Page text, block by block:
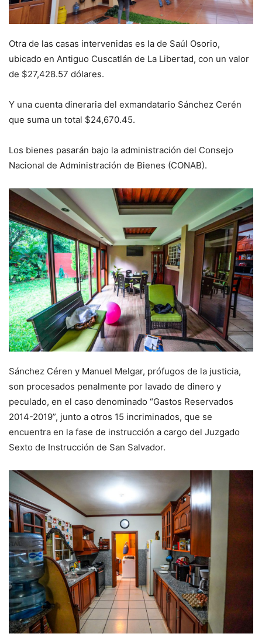
Otra de las casas intervenidas es la de Saúl Osorio,
ubicado en Antiguo Cuscatlán de La Libertad, con un valor
de $27,428.57 dólares.
Y una cuenta dineraria del exmandatario Sánchez Cerén
que suma un total $24,670.45.
Los bienes pasarán bajo la administración del Consejo
Nacional de Administración de Bienes (CONAB).
Sánchez Céren y Manuel Melgar, prófugos de la justicia,
son procesados penalmente por lavado de dinero y
peculado, en el caso denominado “Gastos Reservados
2014-2019”, junto a otros 15 incriminados, que se
encuentra en la fase de instrucción a cargo del Juzgado
Sexto de Instrucción de San Salvador.